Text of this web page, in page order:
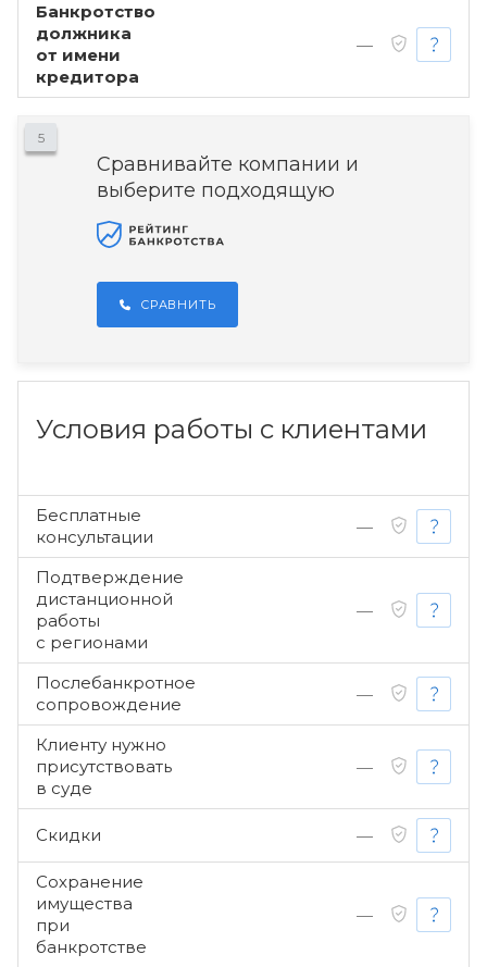
Банкротство
должника
от имени
кредитора
—
5
Сравнивайте компании и
выберите подходящую
СРАВНИТЬ
Условия работы с клиентами
Бесплатные
консультации
—
Подтверждение
дистанционной
работы
с регионами
—
Послебанкротное
сопровождение
—
Клиенту нужно
присутствовать
в суде
—
Скидки —
Сохранение
имущества
при
банкротстве
—